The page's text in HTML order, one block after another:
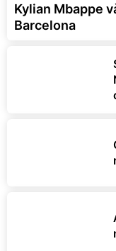
Kylian Mbappe
Barcelona